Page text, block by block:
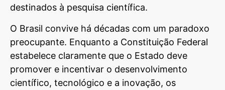
destinados à pesquisa científica.
O Brasil convive há décadas com um paradoxo
preocupante. Enquanto a Constituição Federal
estabelece claramente que o Estado deve
promover e incentivar o desenvolvimento
científico, tecnológico e a inovação, os